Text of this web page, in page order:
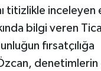
titizlikle inceleyen
bilgi veren
fırsatçılığa
denetimlerin